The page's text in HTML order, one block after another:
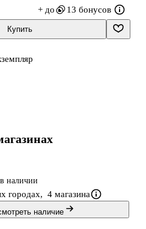
107 ₽
89 ₽ 349 ₽
+ до 13 бонусов
Купить
наличии
городах, 4 магазина
наличие